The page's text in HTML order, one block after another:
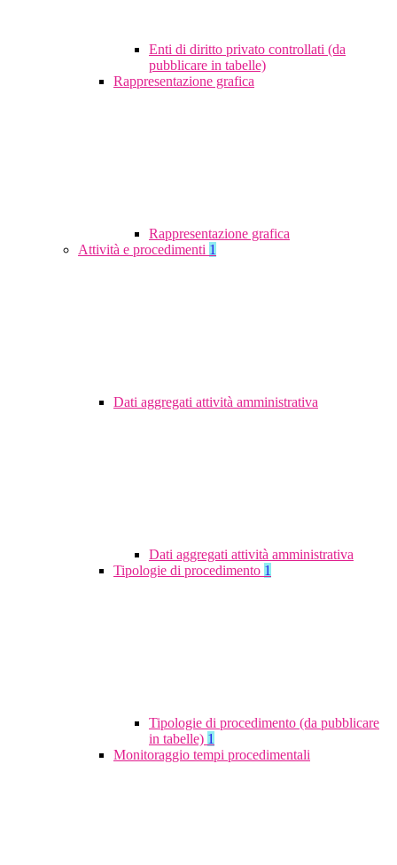
Enti di diritto privato controllati (da
pubblicare in tabelle)
Rappresentazione grafica
Rappresentazione grafica
Attività e procedimenti 1
Dati aggregati attività amministrativa
Dati aggregati attività amministrativa
Tipologie di procedimento 1
Tipologie di procedimento (da pubblicare
in tabelle) 1
Monitoraggio tempi procedimentali